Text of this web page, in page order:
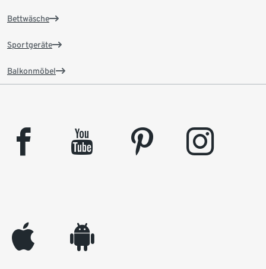
Bettwäsche
Sportgeräte
Balkonmöbel
facebook youtube pinterest instagram
appleinc android